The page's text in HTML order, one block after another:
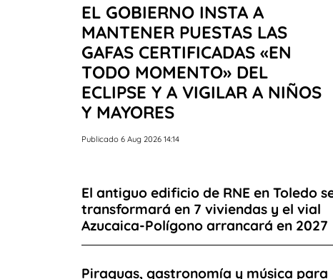
EL GOBIERNO INSTA A
MANTENER PUESTAS LAS
GAFAS CERTIFICADAS «EN
TODO MOMENTO» DEL
ECLIPSE Y A VIGILAR A NIÑOS
Y MAYORES
Publicado 6 Aug 2026 14:14
El antiguo edificio de RNE en Toledo
transformará en 7 viviendas y el vial
Azucaica-Polígono arrancará en 2027
Piraguas, gastronomía y música para